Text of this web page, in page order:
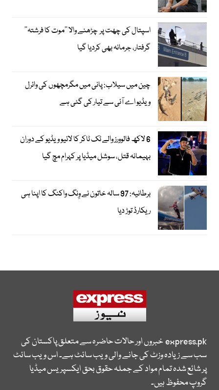
اسپتال کی چھت پر چڑھنے والا ’’موت کا فرشتہ‘‘
گرفتار، جرمانہ بھی کردیا گیا
چین میں سیلاب: پانی میں مگرمچھوں کی وائرل
ویڈیو اے آئی سے تیار کی گئی ہے
6 لاکھ فالوورز والے ٹک ٹاکر کا لائیو ویڈیو کے دوران
بہیمانہ قتل، سوشل میڈیا پر کہرام مچ گیا
برطانیہ: 97 سالہ خاتون نے وِنگ واکنگ کا اپنا ہی
ریکارڈ توڑ دیا
express.pkخبروں اور حالات حاضرہ سے متعلق پاکستان کی
سب سے زیادہ وزٹ کی جانے والی ویب سائٹ ہے۔ اس ویب سائٹ
پر شائع شدہ تمام مواد کے جملہ حقوق بحق ایکسپریس میڈیا
گروپ محفوظ ہیں۔